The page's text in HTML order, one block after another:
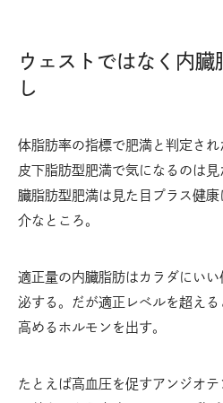
ウェストではなく内
し
体脂肪率の指標で肥満と判定さ
皮下脂肪型肥満で気になるのは
臓脂肪型肥満は見た目プラス健
介なところ。
適正量の内臓脂肪はカラダにい
泌する。だが適正レベルを超え
高めるホルモンを出す。
たとえば高血圧を促すアンジオ